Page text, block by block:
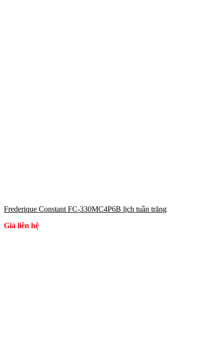
Frederique Constant FC-330MC4P6B lịch tuần trăng
Giá liên hệ